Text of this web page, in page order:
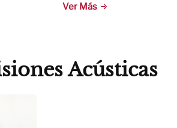
Ver Más
Acústicas